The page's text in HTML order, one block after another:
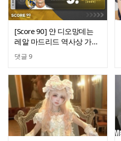
[Score 90] 얀 디오망데는
레알 마드리드 역사상 가장
비싼 영입이 될 예정
댓글 9